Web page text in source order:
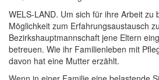
WELS-LAND. Um sich für ihre Arbeit zu
Möglichkeit zum Erfahrungsaustausch
Bezirkshauptmannschaft jene Eltern
betreuen. Wie ihr Familienleben mit
davon hat eine Mutter erzählt.